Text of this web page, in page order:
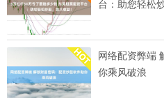
台：助您轻松
网络配资弊端
你乘风破浪